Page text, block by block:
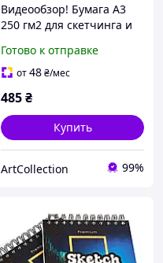
Видеообзор! Бумага А3
250 гм2 для скетчинга и
рисования на 30 листов
Готово к отправке
от48₴/мес
485₴
Купить
ArtСollection 99%